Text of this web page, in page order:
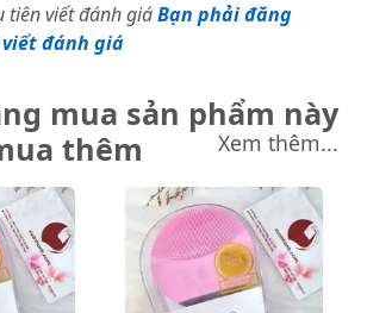
tiên viết đánh giáBạn phải đăng
đánh giá
mua sản phẩm này
thêm
Xem thêm...